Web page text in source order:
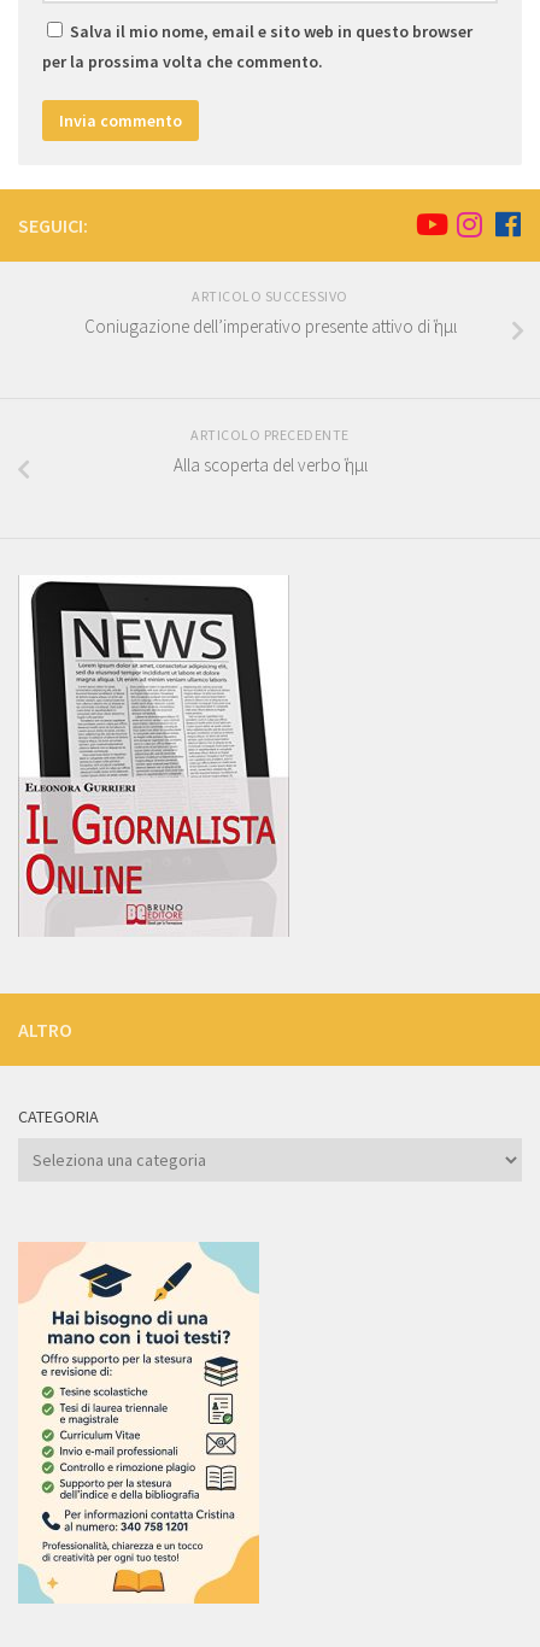
Salva il mio nome, email e sito web in questo browser
per la prossima volta che commento.
SEGUICI:
ARTICOLO SUCCESSIVO
Coniugazione dell’imperativo presente attivo di ἵημι
ARTICOLO PRECEDENTE
Alla scoperta del verbo ἵημι
ALTRO
CATEGORIA
Categoria